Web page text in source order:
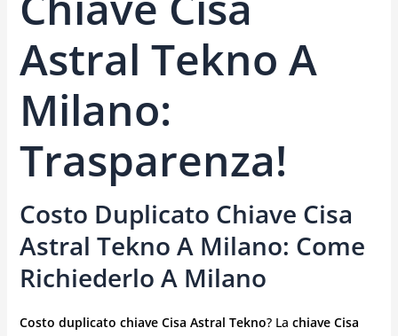
Astral Tekno A
Milano:
Trasparenza!
Costo Duplicato Chiave Cisa
Astral Tekno A Milano: Come
Richiederlo A Milano
Costo duplicato chiave Cisa Astral Tekno? La chiave Cisa